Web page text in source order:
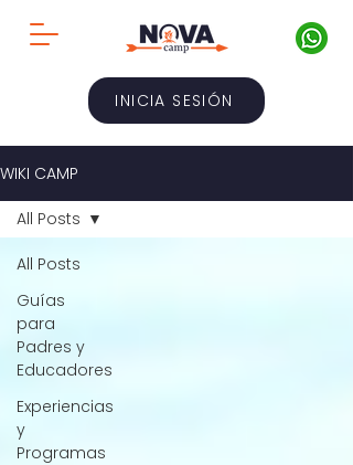
INICIA SESIÓN
WIKI CAMP
All Posts
Guías
para
Padres y
Educadores
Experiencias
y
Programas
All Posts